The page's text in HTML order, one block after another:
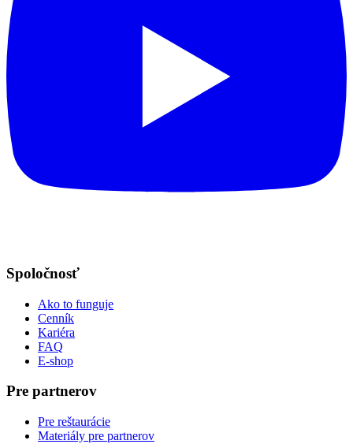
Spoločnosť
Ako to funguje
Cenník
Kariéra
FAQ
E-shop
Pre partnerov
Pre reštaurácie
Materiály pre partnerov